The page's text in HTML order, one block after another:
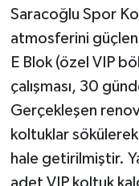
Saracoğlu Spor
atmosferini
E Blok (özel VIP
çalışması, 30
Gerçekleşen
koltuklar
hale getirilmiştir.